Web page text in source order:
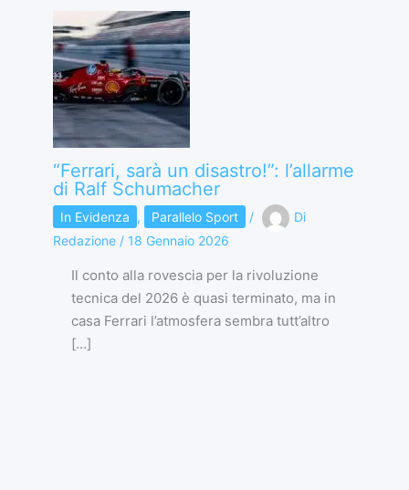
“Ferrari, sarà un disastro!”: l’allarme
di Ralf Schumacher
In Evidenza , Parallelo Sport /
Di
Redazione / 18 Gennaio 2026
Il conto alla rovescia per la rivoluzione
tecnica del 2026 è quasi terminato, ma in
casa Ferrari l’atmosfera sembra tutt’altro
[…]